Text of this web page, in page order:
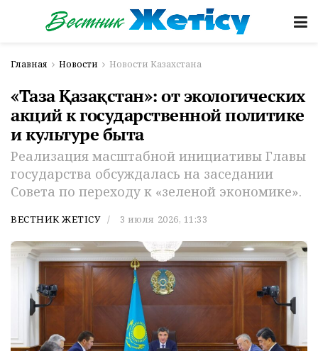
Главная Новости Новости Казахстана
«Таза Қазақстан»: от экологических
акций к государственной политике
и культуре быта
Реализация масштабной инициативы Главы
государства обсуждалась на заседании
Совета по переходу к «зеленой экономике».
ВЕСТНИК ЖЕТІСУ 3 июля 2026, 11:33